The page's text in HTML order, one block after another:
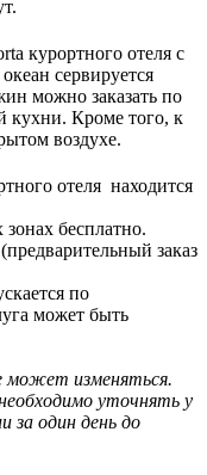
курортного отеля с
сервируется
можно заказать по
кухни. Кроме того, к
воздухе.
отеля находится
бесплатно.
заказ
по
может быть
может изменяться.
уточнять у
за один день до